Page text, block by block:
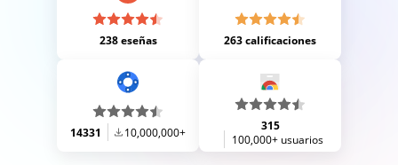
238 eseñas 263 calificaciones
14331 10,000,000+
315
100,000+ usuarios